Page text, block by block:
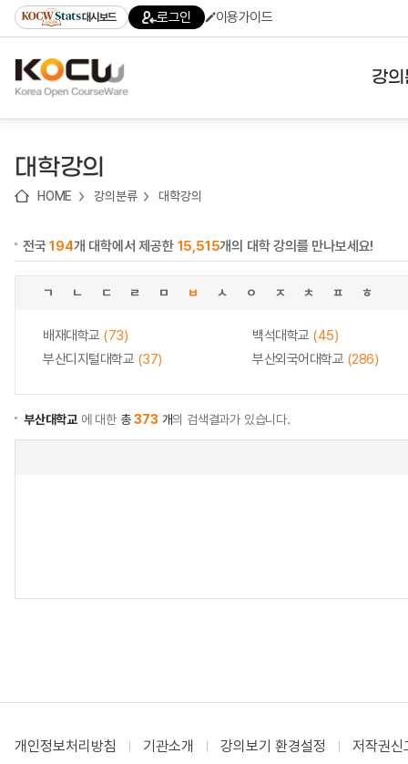
기
기
기
content)
가
대시보드 로그인 이용가이드
강
대학강의
HOME 강의분류 대학강의
전국194개 대학에서 제공한 15,515개의 대학 강의를 만나보세요!
ㄱ ㄴ ㄷ ㄹ ㅁ ㅂ ㅅ ㅇ ㅈ ㅊ ㅍ ㅎ
배재대학교 (73) 백석대학교 (45)
부산디지털대학교 (37) 부산외국어대학교 (286)
부산대학교 에 대한 총373 개의 검색결과가 있습니다.
개인정보처리방침 기관소개 강의보기 환경설정 저작권신